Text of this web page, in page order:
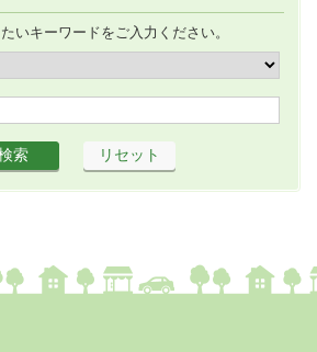
いキーワードをご入力ください。